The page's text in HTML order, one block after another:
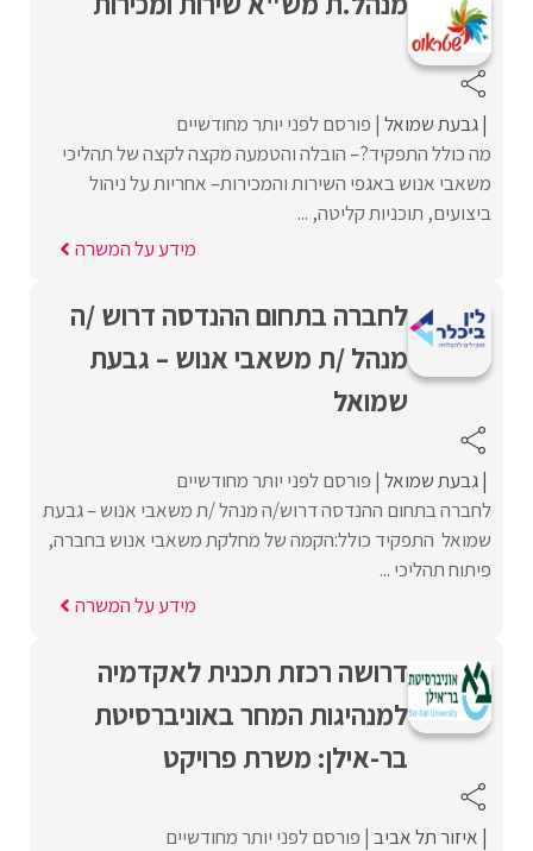
גבעת שמואל פורסם לפני יותר מחודשיים
מה כולל התפקיד?– הובלה והטמעה מקצה לקצה של תהליכי
משאבי אנוש באגפי השירות והמכירות– אחריות על ניהול
ביצועים, תוכניות קליטה, ...
מידע על המשרה
לחברה בתחום ההנדסה דרוש /ה
מנהל /ת משאבי אנוש – גבעת
שמואל
גבעת שמואל פורסם לפני יותר מחודשיים
לחברה בתחום ההנדסה דרוש/ה מנהל /ת משאבי אנוש – גבעת
שמואל התפקיד כולל:הקמה של מחלקת משאבי אנוש בחברה,
פיתוח תהליכי ...
מידע על המשרה
דרושה רכזת תכנית לאקדמיה
למנהיגות המחר באוניברסיטת
בר-אילן: משרת פרויקט
איזור תל אביב פורסם לפני יותר מחודשיים